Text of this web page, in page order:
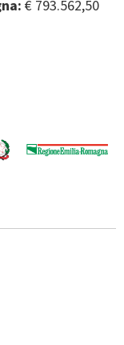
€ 793.562,50